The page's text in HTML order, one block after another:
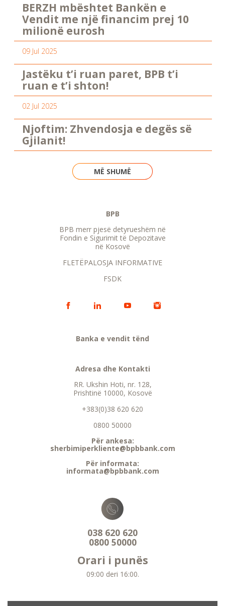
BERZH mbështet Bankën e
Vendit me një financim prej 10
milionë eurosh
09 Jul 2025
Jastëku t’i ruan paret, BPB t’i
ruan e t’i shton!
02 Jul 2025
Njoftim: Zhvendosja e degës së
Gjilanit!
MË SHUMË
BPB
BPB merr pjesë detyrueshëm në
Fondin e Sigurimit të Depozitave
në Kosovë
FLETËPALOSJA INFORMATIVE
FSDK
Banka e vendit tënd
Adresa dhe Kontakti
RR. Ukshin Hoti, nr. 128,
Prishtinë 10000, Kosovë
+383(0)38 620 620
0800 50000
Për ankesa:
sherbimiperkliente@bpbbank.com
Për informata:
informata@bpbbank.com
038 620 620
0800 50000
Orari i punës
09:00 deri 16:00.